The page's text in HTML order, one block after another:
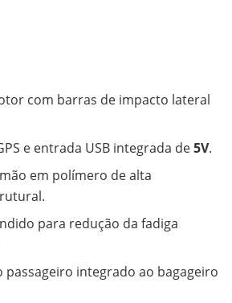
com barras de impacto lateral
e entrada USB integrada de5V.
em polímero de alta
para redução da fadiga
passageiro integrado ao bagageiro